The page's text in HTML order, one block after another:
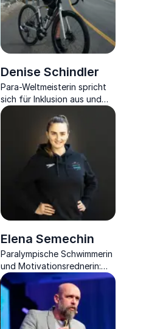
Denise Schindler
Para-Weltmeisterin spricht
sich für Inklusion aus und
motiviert mit ihrer
inspirierenden Erfolgs- und
Lebensgeschichte
Menschen, ihre Ziele zu
Elena Semechin
Paralympische Schwimmerin
und Motivationsrednerin:
Überwindung von
Hindernissen und Streben
nach Exzellenz